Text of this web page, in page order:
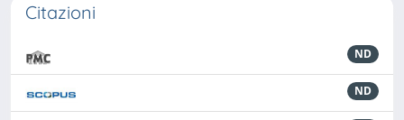
Citazioni
ND
ND